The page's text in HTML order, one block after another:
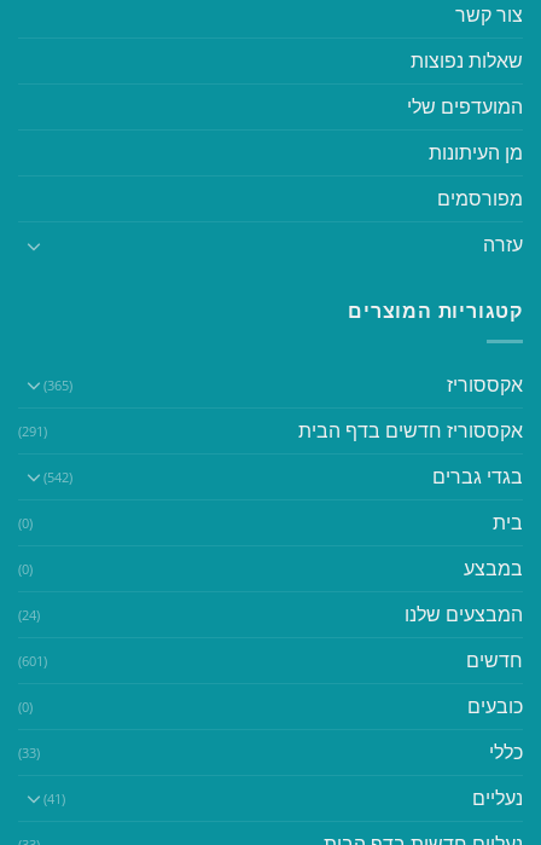
צור קשר
שאלות נפוצות
המועדפים שלי
מן העיתונות
מפורסמים
עזרה
קטגוריות המוצרים
אקססוריז (365)
אקססוריז חדשים בדף הבית (291)
בגדי גברים (542)
בית (0)
במבצע (0)
המבצעים שלנו (24)
חדשים (601)
כובעים (0)
כללי (33)
נעליים (41)